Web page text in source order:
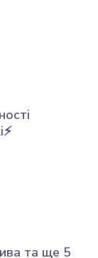
та ще 5